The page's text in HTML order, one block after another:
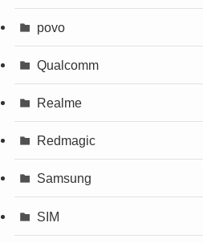
povo
Qualcomm
Realme
Redmagic
Samsung
SIM